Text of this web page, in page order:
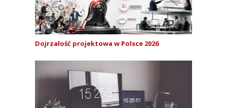
Dojrzałość projektowa w Polsce 2026